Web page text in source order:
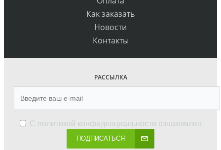
Как заказать
Новости
Контакты
РАССЫЛКА
С политикой конфиденциальности ознакомлен.
ПОДПИСАТЬСЯ